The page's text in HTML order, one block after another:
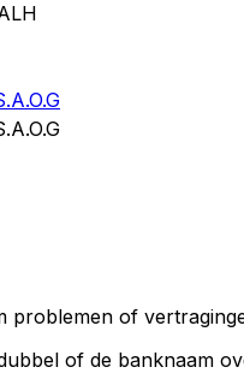
problemen of
of de banknaam